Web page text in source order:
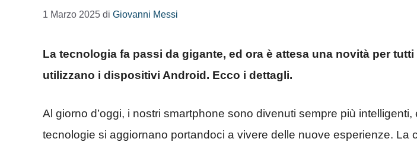
1 Marzo 2025 di Giovanni Messi
La tecnologia fa passi da gigante, ed ora è attesa una novità per
utilizzano i dispositivi Android. Ecco i dettagli.
Al giorno d’oggi, i nostri smartphone sono divenuti sempre più
tecnologie si aggiornano portandoci a vivere delle nuove esperienze. La